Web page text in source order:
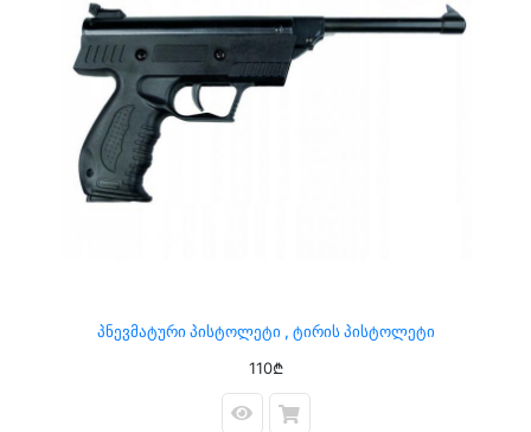
Პნევმატური Პისტოლეტი , Ტირის Პისტოლეტი
110₾